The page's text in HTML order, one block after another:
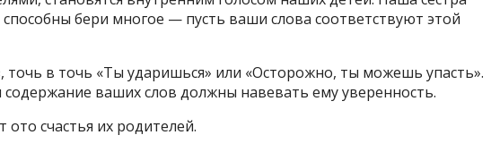
бери многое — пусть ваши слова соответствуют этой
точь в точь «Ты ударишься» или «Осторожно, ты можешь упасть».
содержание ваших слов должны навевать ему уверенность.
ото счастья их родителей.